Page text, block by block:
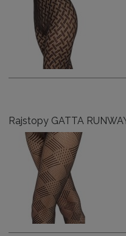
Rajstopy GATTA